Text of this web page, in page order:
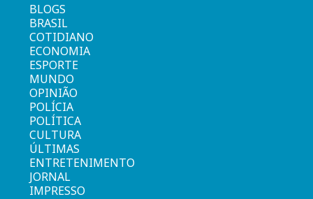
BLOGS
BRASIL
COTIDIANO
ECONOMIA
ESPORTE
MUNDO
OPINIÃO
POLÍCIA
POLÍTICA
CULTURA
ÚLTIMAS
ENTRETENIMENTO
JORNAL
IMPRESSO